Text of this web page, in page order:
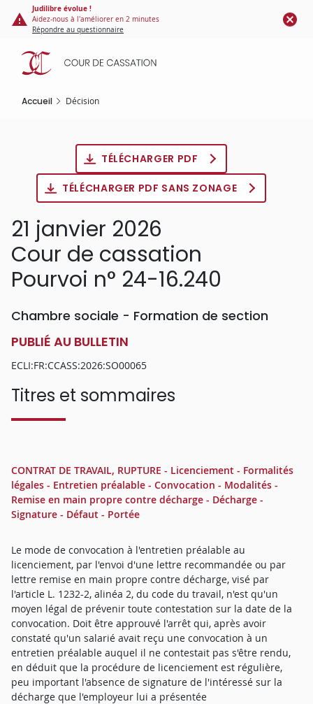
Panneau de gestion des cookies
contenu
principal
Judilibre évolue !
Aidez-nous à l'améliorer en 2 minutes
Répondre au questionnaire
Accueil Décision
TÉLÉCHARGER PDF
TÉLÉCHARGER PDF SANS ZONAGE
21 janvier 2026
Cour de cassation
Pourvoi n° 24-16.240
Chambre sociale - Formation de section
PUBLIÉ AU BULLETIN
ECLI:FR:CCASS:2026:SO00065
Titres et sommaires
CONTRAT DE TRAVAIL, RUPTURE - Licenciement - Formalités
légales - Entretien préalable - Convocation - Modalités -
Remise en main propre contre décharge - Décharge -
Signature - Défaut - Portée
Le mode de convocation à l'entretien préalable au
licenciement, par l'envoi d'une lettre recommandée ou par
lettre remise en main propre contre décharge, visé par
l'article L. 1232-2, alinéa 2, du code du travail, n'est qu'un
moyen légal de prévenir toute contestation sur la date de la
convocation. Doit être approuvé l'arrêt qui, après avoir
constaté qu'un salarié avait reçu une convocation à un
entretien préalable auquel il ne contestait pas s'être rendu,
en déduit que la procédure de licenciement est régulière,
peu important l'absence de signature de l'intéressé sur la
décharge que l'employeur lui a présentée